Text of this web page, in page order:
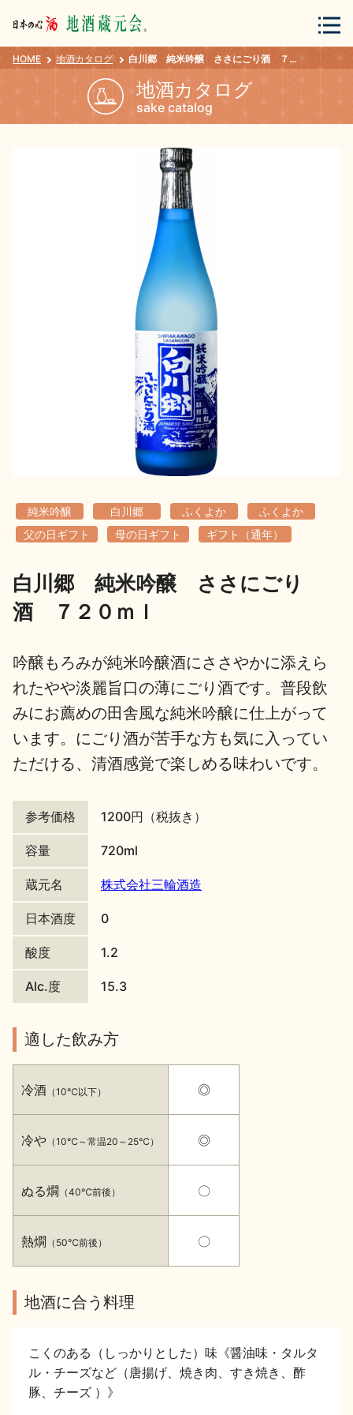
会員登録 ログイン
地酒カタログ
地酒解体新書
お楽しみコンテンツ
歳時記
地酒川柳 地酒小説
地酒・イベント情報
イベント情報TOP 新商品・おすすめ商品
季節の商品 イベント情報
美味しい地酒の選び方
HOME 地酒カタログ 白川郷 純米吟醸 ささにごり酒 ７２０ｍｌ
地酒カタログ
sake catalog
純米吟醸 白川郷 ふくよか
ふくよか
父の日ギフト
母の日ギフト ギフト（通年）
白川郷 純米吟醸 ささにごり
酒 ７２０ｍｌ
吟醸もろみが純米吟醸酒にささやかに添えら
れたやや淡麗旨口の薄にごり酒です。普段飲
みにお薦めの田舎風な純米吟醸に仕上がって
います。にごり酒が苦手な方も気に入ってい
ただける、清酒感覚で楽しめる味わいです。
参考価格 1200円（税抜き）
容量 720ml
蔵元名 株式会社三輪酒造
日本酒度 0
酸度 1.2
Alc.度 15.3
適した飲み方
冷酒 （10℃以下）
冷や （10℃～常温20～25℃）
ぬる燗 （40℃前後）
熱燗 （50℃前後）
◎
◎
〇
〇
地酒に合う料理
こくのある（しっかりとした）味《醤油味・タルタ
ル・チーズなど（唐揚げ、焼き肉、すき焼き、酢
豚、チーズ ）》